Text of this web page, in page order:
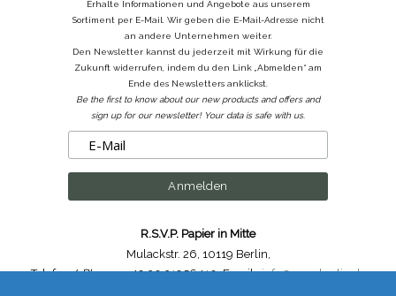
Erhalte Informationen und Angebote aus unserem
Sortiment per E-Mail. Wir geben die E-Mail-Adresse nicht
an andere Unternehmen weiter.
Den Newsletter kannst du jederzeit mit Wirkung für die
Zukunft widerrufen, indem du den Link „Abmelden“ am
Ende des Newsletters anklickst.
Be the first to know about our new products and offers and
sign up for our newsletter! Your data is safe with us.
R.S.V.P. Papier in Mitte
Mulackstr. 26 10119 Berlin
Telefon /Phone: ++49.30.31956410,Email :info@rsvp-berlin.de